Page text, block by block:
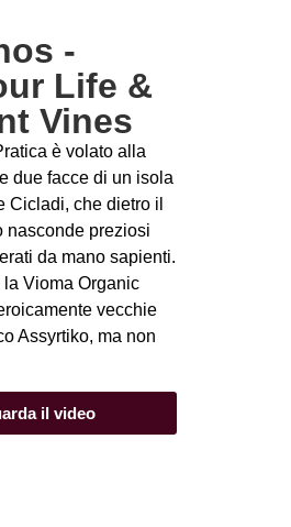
-
Life &
Vines
è volato alla
due facce di un isola
Cicladi, che dietro il
nasconde preziosi
da mano sapienti.
la Vioma Organic
vecchie
Assyrtiko, ma non
il video